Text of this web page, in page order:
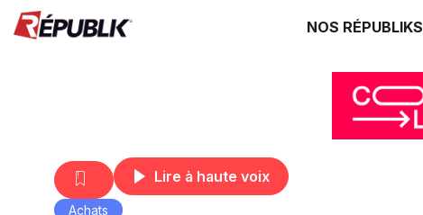
NOS RÉPUBLIKS
Lire à haute voix
Achats